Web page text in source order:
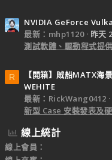
NVIDIA GeForce
最新：mhp1120
昨天
測試軟體、驅動程式提供
R
【開箱】賊船MATX海
WEHITE
最新：RickWang0412
新型 Case 安裝發表及
線上統計
線上會員